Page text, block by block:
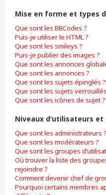
Mise en forme et types
Que sont les BBCodes ?
Puis-je utiliser le HTML ?
Que sont les smileys ?
Puis-je publier des images ?
Que sont les annonces
Que sont les annonces ?
Que sont les sujets épinglés ?
Que sont les sujets
Que sont les icônes de sujet ?
Niveaux d’utilisateurs et
Que sont les administrateurs ?
Que sont les modérateurs ?
Que sont les groupes
Où trouver la liste des
rejoindre ?
Comment devenir chef de
Pourquoi certains membres